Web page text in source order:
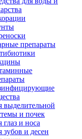
препараты
выделительной
и почек
глаз и носа
зубов и десен